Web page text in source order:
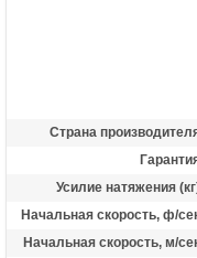
Страна
Усилие натяжения
Начальная скорость, ф/
Начальная скорость, м/